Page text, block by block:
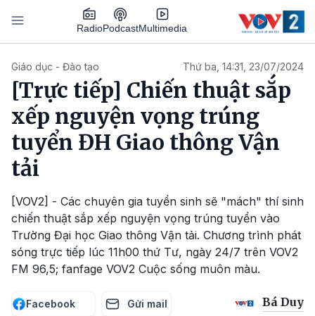
Nhảy đến nội dung
RadioPodcastMultimedia
Giáo dục - Đào tạo Thứ ba, 14:31, 23/07/2024
[Trực tiếp] Chiến thuật sắp
xếp nguyện vọng trúng
tuyển ĐH Giao thông Vận
tải
[VOV2] - Các chuyên gia tuyển sinh sẽ "mách" thí sinh
chiến thuật sắp xếp nguyện vọng trúng tuyển vào
Trường Đại học Giao thông Vận tải. Chương trình phát
sóng trực tiếp lúc 11h00 thứ Tư, ngày 24/7 trên VOV2
FM 96,5; fanfage VOV2 Cuộc sống muôn màu.
Facebook Gửi mail Bá Duy